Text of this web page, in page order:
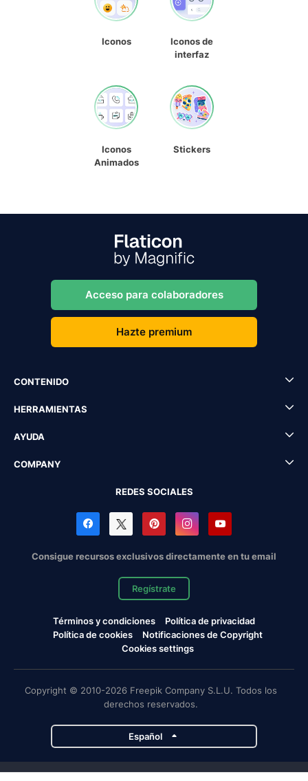
Iconos
Iconos de
interfaz
Iconos
Animados
Stickers
Acceso para colaboradores
Hazte premium
CONTENIDO
HERRAMIENTAS
AYUDA
COMPANY
REDES SOCIALES
Consigue recursos exclusivos directamente en tu email
Regístrate
Términos y condiciones
Política de privacidad
Política de cookies
Notificaciones de Copyright
Cookies settings
Copyright © 2010-2026 Freepik Company S.L.U. Todos los
derechos reservados.
Español